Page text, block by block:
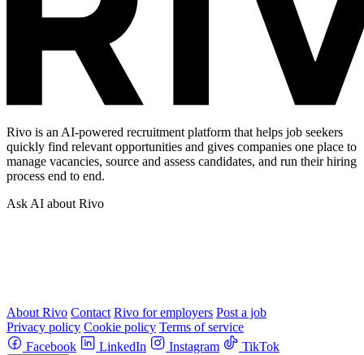
Rivo is an AI-powered recruitment platform that helps job seekers
quickly find relevant opportunities and gives companies one place to
manage vacancies, source and assess candidates, and run their hiring
process end to end.
Ask AI about Rivo
About Rivo Contact Rivo for employers Post a job
Privacy policy Cookie policy Terms of service
Facebook
LinkedIn Instagram TikTok